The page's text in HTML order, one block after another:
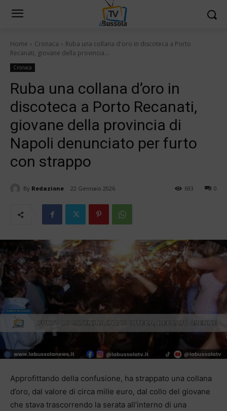
Home Cronaca
Ruba una collana d'oro in discoteca a Porto
Recanati, giovane della provincia...
Cronaca
Ruba una collana d’oro in
discoteca a Porto Recanati,
giovane della provincia di
Napoli denunciato per furto
con strappo
By Redazione 22 Gennaio 2026 0
693
Approfittando della confusione, ha strappato una collana
d’oro, dal valore di circa mille euro, dal collo del giovane
che stava trascorrendo la serata all’interno di una